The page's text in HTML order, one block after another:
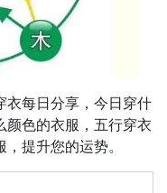
衣每日分享，今日穿什
颜色的衣服，五行穿衣
提升您的运势。